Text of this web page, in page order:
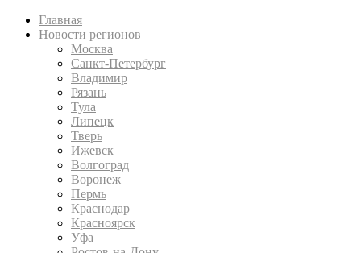
Главная
Новости регионов
Москва
Санкт-Петербург
Владимир
Рязань
Тула
Липецк
Тверь
Ижевск
Волгоград
Воронеж
Пермь
Краснодар
Красноярск
Уфа